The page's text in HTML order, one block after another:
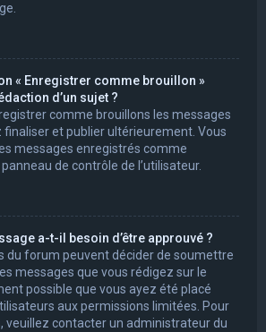
« Enregistrer comme brouillon »
d’un sujet ?
comme brouillons les messages
finaliser et publier ultérieurement. Vous
messages enregistrés comme
de contrôle de l’utilisateur.
a-t-il besoin d’être approuvé ?
du forum peuvent décider de soumettre
messages que vous rédigez sur le
possible que vous ayez été placé
aux permissions limitées. Pour
veuillez contacter un administrateur du